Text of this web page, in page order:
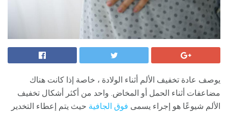
يوصف عادة تخفيف الألم أثناء الولادة ، خاصة إذا كانت هناك
مضاعفات أثناء الحمل أو المخاض. واحد من أكثر أشكال تخفيف
الألم شيوعًا هو إجراء يسمى فوق الجافية حيث يتم إعطاء التخدير